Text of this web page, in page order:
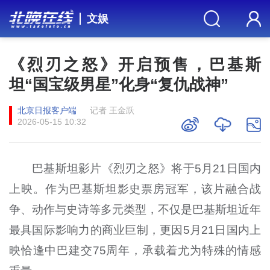
文娱
《烈刃之怒》开启预售，巴基斯
坦“国宝级男星”化身“复仇战神”
北京日报客户端
记者 王金跃
2026-05-15 10:32
巴基斯坦影片《烈刃之怒》将于5月21日国内
上映。作为巴基斯坦影史票房冠军，该片融合战
争、动作与史诗等多元类型，不仅是巴基斯坦近年
最具国际影响力的商业巨制，更因5月21日国内上
映恰逢中巴建交75周年，承载着尤为特殊的情感